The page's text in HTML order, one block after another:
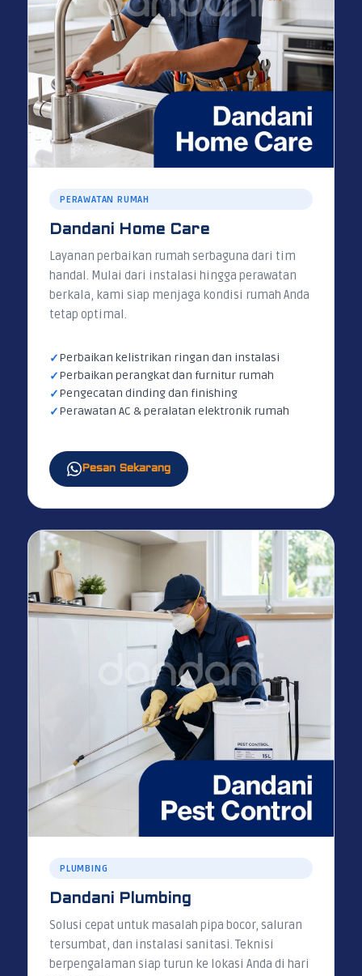
PERAWATAN RUMAH
Dandani Home Care
Layanan perbaikan rumah serbaguna dari tim
handal. Mulai dari instalasi hingga perawatan
berkala, kami siap menjaga kondisi rumah Anda
tetap optimal.
Perbaikan kelistrikan ringan dan instalasi
Perbaikan perangkat dan furnitur rumah
Pengecatan dinding dan finishing
Perawatan AC & peralatan elektronik rumah
Pesan Sekarang
PLUMBING
Dandani Plumbing
Solusi cepat untuk masalah pipa bocor, saluran
tersumbat, dan instalasi sanitasi. Teknisi
berpengalaman siap turun ke lokasi Anda di hari